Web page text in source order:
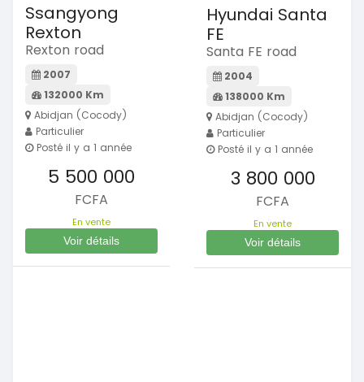
Ssangyong
Rexton
Rexton road
2007
132000 Km
Abidjan (Cocody)
Particulier
Posté il y a 1 année
5 500 000
FCFA
En vente
Voir détails
Hyundai Santa
FE
Santa FE road
2004
138000 Km
Abidjan (Cocody)
Particulier
Posté il y a 1 année
3 800 000
FCFA
En vente
Voir détails